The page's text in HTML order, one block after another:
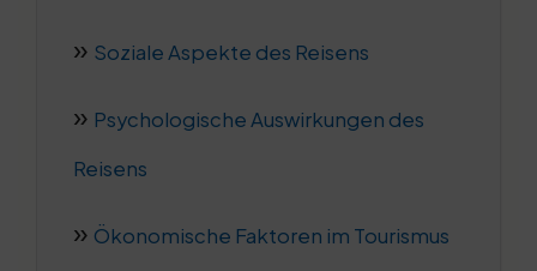
Soziale Aspekte des Reisens
Psychologische Auswirkungen des
Reisens
Ökonomische Faktoren im Tourismus